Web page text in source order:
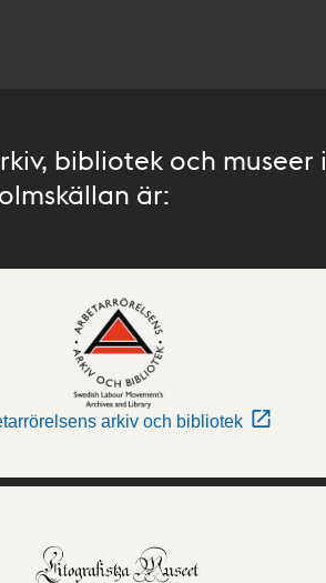
bibliotek och museer i
är:
arkiv och bibliotek